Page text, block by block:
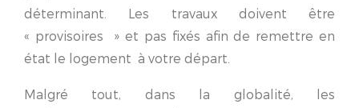
déterminant. Les travaux doivent être
« provisoires » et pas fixés afin de remettre en
état le logement à votre départ.
Malgré tout, dans la globalité, les